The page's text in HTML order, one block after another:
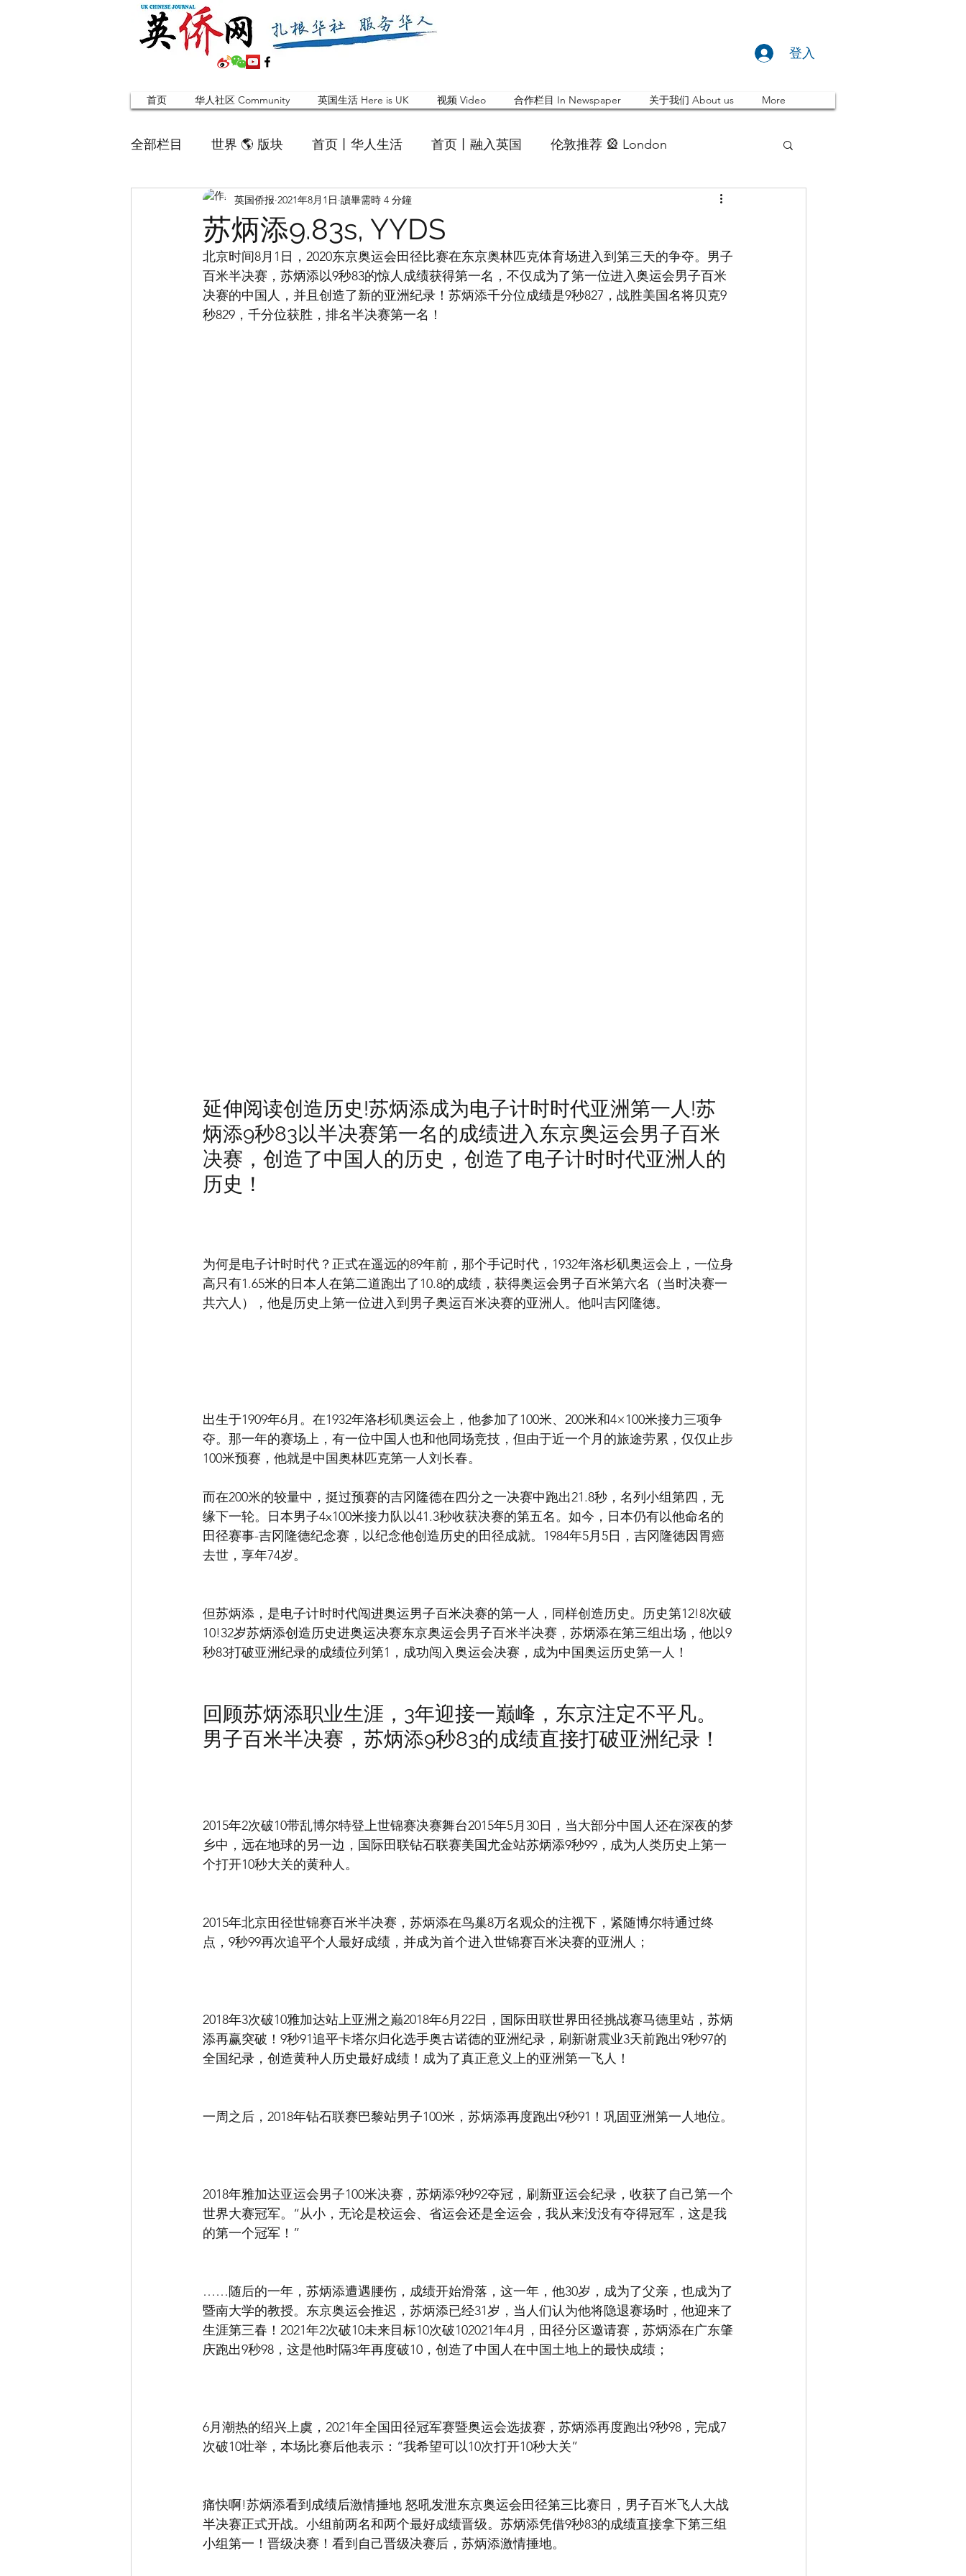
登入
首页 华人社区 Community 英国生活 Here is UK 视频 Video 合作栏目 In Newspaper 关于我们 About us More
全部栏目 世界 🌎 版块 首页丨华人生活 首页丨融入英国 伦敦推荐 🎡 London
英国脱宅指南 Time out 英国快乐肥宅指南 Cola
寻找组织 Friends 华人专题 Feature 华人人物 Chinese 华人社区 Community 英国留学
合作栏目 留学生 英国白金汉大学中国校友会
苏炳添9.83s, YYDS
英国侨报 2021年8月1日 讀畢需時 4 分鐘
北京时间8月1日，2020东京奥运会田径比赛在东京奥林匹克体育场进入到第三天的争夺。男子
百米半决赛，苏炳添以9秒83的惊人成绩获得第一名，不仅成为了第一位进入奥运会男子百米
决赛的中国人，并且创造了新的亚洲纪录！苏炳添千分位成绩是9秒827，战胜美国名将贝克9
秒829，千分位获胜，排名半决赛第一名！
延伸阅读创造历史!苏炳添成为电子计时时代亚洲第一人!苏
炳添9秒83以半决赛第一名的成绩进入东京奥运会男子百米
决赛，创造了中国人的历史，创造了电子计时时代亚洲人的
历史！
为何是电子计时时代？正式在遥远的89年前，那个手记时代，1932年洛杉矶奥运会上，一位身
高只有1.65米的日本人在第二道跑出了10.8的成绩，获得奥运会男子百米第六名（当时决赛一
共六人），他是历史上第一位进入到男子奥运百米决赛的亚洲人。他叫吉冈隆徳。
出生于1909年6月。在1932年洛杉矶奥运会上，他参加了100米、200米和4×100米接力三项争
夺。那一年的赛场上，有一位中国人也和他同场竞技，但由于近一个月的旅途劳累，仅仅止步
100米预赛，他就是中国奥林匹克第一人刘长春。
而在200米的较量中，挺过预赛的吉冈隆德在四分之一决赛中跑出21.8秒，名列小组第四，无
缘下一轮。日本男子4x100米接力队以41.3秒收获决赛的第五名。如今，日本仍有以他命名的
田径赛事-吉冈隆德纪念赛，以纪念他创造历史的田径成就。1984年5月5日，吉冈隆徳因胃癌
去世，享年74岁。
但苏炳添，是电子计时时代闯进奥运男子百米决赛的第一人，同样创造历史。历史第12!8次破
10!32岁苏炳添创造历史进奥运决赛东京奥运会男子百米半决赛，苏炳添在第三组出场，他以9
秒83打破亚洲纪录的成绩位列第1，成功闯入奥运会决赛，成为中国奥运历史第一人！
回顾苏炳添职业生涯，3年迎接一巅峰，东京注定不平凡。
男子百米半决赛，苏炳添9秒83的成绩直接打破亚洲纪录！
2015年2次破10带乱博尔特登上世锦赛决赛舞台2015年5月30日，当大部分中国人还在深夜的梦
乡中，远在地球的另一边，国际田联钻石联赛美国尤金站苏炳添9秒99，成为人类历史上第一
个打开10秒大关的黄种人。
2015年北京田径世锦赛百米半决赛，苏炳添在鸟巢8万名观众的注视下，紧随博尔特通过终
点，9秒99再次追平个人最好成绩，并成为首个进入世锦赛百米决赛的亚洲人；
2018年3次破10雅加达站上亚洲之巅2018年6月22日，国际田联世界田径挑战赛马德里站，苏炳
添再赢突破！9秒91追平卡塔尔归化选手奥古诺德的亚洲纪录，刷新谢震业3天前跑出9秒97的
全国纪录，创造黄种人历史最好成绩！成为了真正意义上的亚洲第一飞人！
一周之后，2018年钻石联赛巴黎站男子100米，苏炳添再度跑出9秒91！巩固亚洲第一人地位。
2018年雅加达亚运会男子100米决赛，苏炳添9秒92夺冠，刷新亚运会纪录，收获了自己第一个
世界大赛冠军。“从小，无论是校运会、省运会还是全运会，我从来没没有夺得冠军，这是我
的第一个冠军！”
……随后的一年，苏炳添遭遇腰伤，成绩开始滑落，这一年，他30岁，成为了父亲，也成为了
暨南大学的教授。东京奥运会推迟，苏炳添已经31岁，当人们认为他将隐退赛场时，他迎来了
生涯第三春！2021年2次破10未来目标10次破102021年4月，田径分区邀请赛，苏炳添在广东肇
庆跑出9秒98，这是他时隔3年再度破10，创造了中国人在中国土地上的最快成绩；
6月潮热的绍兴上虞，2021年全国田径冠军赛暨奥运会选拔赛，苏炳添再度跑出9秒98，完成7
次破10壮举，本场比赛后他表示：“我希望可以10次打开10秒大关”
痛快啊!苏炳添看到成绩后激情捶地 怒吼发泄东京奥运会田径第三比赛日，男子百米飞人大战
半决赛正式开战。小组前两名和两个最好成绩晋级。苏炳添凭借9秒83的成绩直接拿下第三组
小组第一！晋级决赛！看到自己晋级决赛后，苏炳添激情捶地。